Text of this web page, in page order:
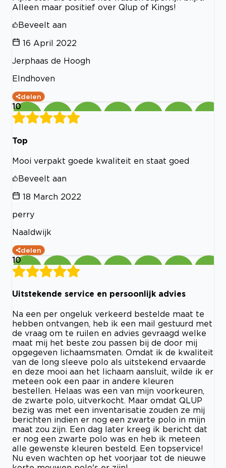
Alleen maar positief over Qlup of Kings!
Beveelt aan
16 April 2022
Jerphaas de Hoogh
EIndhoven
delen
10
Top
Mooi verpakt goede kwaliteit en staat goed
Beveelt aan
18 March 2022
perry
Naaldwijk
delen
10
Uitstekende service en persoonlijk advies
Na een per ongeluk verkeerd bestelde maat te
hebben ontvangen, heb ik een mail gestuurd met
de vraag om te ruilen en advies gevraagd welke
maat mij het beste zou passen bij de door mij
opgegeven lichaamsmaten. Omdat ik de kwaliteit
van de long sleeve polo als uitstekend ervaarde
en deze mooi aan het lichaam aansluit, wilde ik er
meteen ook een paar in andere kleuren
bestellen. Helaas was een van mijn voorkeuren,
de zwarte polo, uitverkocht. Maar omdat QLUP
bezig was met een inventarisatie zouden ze mij
berichten indien er nog een zwarte polo in mijn
maat zou zijn. Een dag later kreeg ik bericht dat
er nog een zwarte polo was en heb ik meteen
alle gewenste kleuren besteld. Een topservice!
Nu even wachten op het voorjaar tot de nieuwe